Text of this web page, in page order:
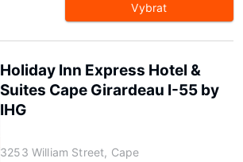
Vybrat
Holiday Inn Express Hotel &
Suites Cape Girardeau I-55 by
IHG
3253 William Street, Cape